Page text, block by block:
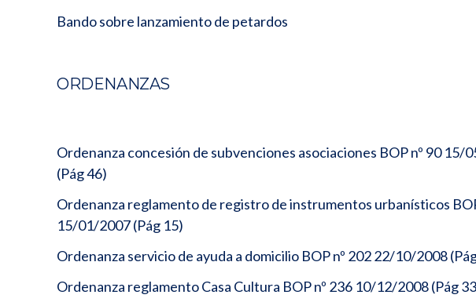
Bando sobre lanzamiento de petardos
ORDENANZAS
Ordenanza concesión de subvenciones asociaciones BOP nº 90 15/
(Pág 46)
Ordenanza reglamento de registro de instrumentos urbanísticos
15/01/2007 (Pág 15)
Ordenanza servicio de ayuda a domicilio BOP nº 202 22/10/2008
Ordenanza reglamento Casa Cultura BOP nº 236 10/12/2008 (Pág